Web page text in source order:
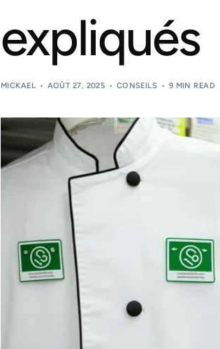
expliqués
MICKAEL AOÛT 27, 2025 CONSEILS 9 MIN READ